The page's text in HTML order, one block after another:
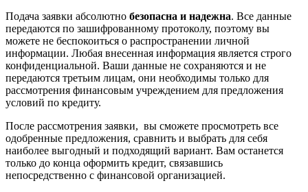
Подача заявки абсолютно безопасна и надежна. Все данные
передаются по зашифрованному протоколу, поэтому вы
можете не беспокоиться о распространении личной
информации. Любая внесенная информация является строго
конфиденциальной. Ваши данные не сохраняются и не
передаются третьим лицам, они необходимы только для
рассмотрения финансовым учреждением для предложения
условий по кредиту.
После рассмотрения заявки, вы сможете просмотреть все
одобренные предложения, сравнить и выбрать для себя
наиболее выгодный и подходящий вариант. Вам останется
только до конца оформить кредит, связавшись
непосредственно с финансовой организацией.